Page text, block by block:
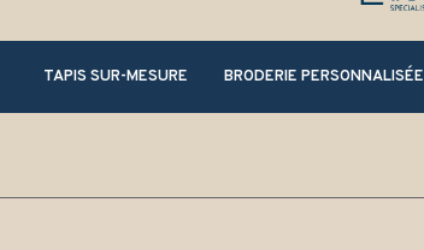
TAPIS SUR-MESURE BRODERIE PERSONNALISÉE